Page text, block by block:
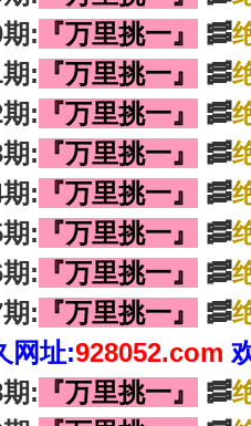
: 『万里挑一』 🥓
: 『万里挑一』 🥓
: 『万里挑一』 🥓
: 『万里挑一』 🥓
: 『万里挑一』 🥓
: 『万里挑一』 🥓
: 『万里挑一』 🥓
: 『万里挑一』 🥓
网址:928052.com
: 『万里挑一』 🥓